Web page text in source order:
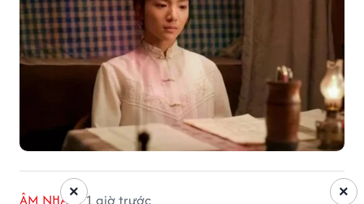
ÂM NHẠC 1 giờ trước ×
×